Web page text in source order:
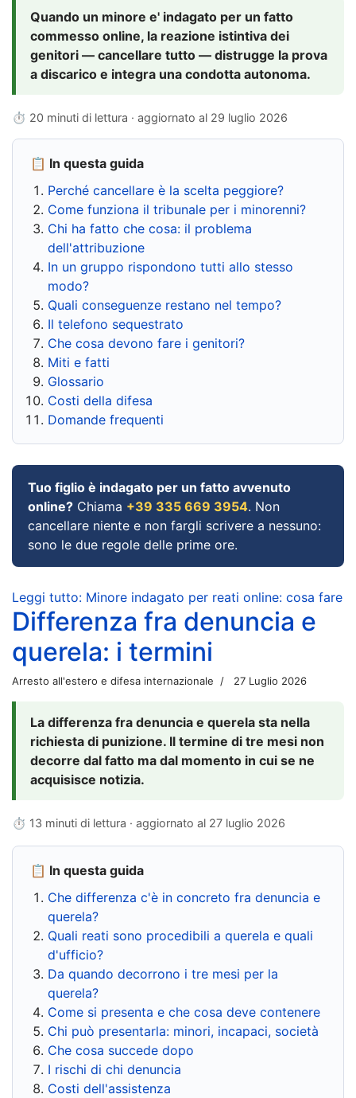
Quando un minore e' indagato per un fatto
commesso online, la reazione istintiva dei
genitori — cancellare tutto — distrugge la prova
a discarico e integra una condotta autonoma.
⏱ 20 minuti di lettura · aggiornato al 29 luglio 2026
📋 In questa guida
Perché cancellare è la scelta peggiore?
Come funziona il tribunale per i minorenni?
Chi ha fatto che cosa: il problema
dell'attribuzione
In un gruppo rispondono tutti allo stesso
modo?
Quali conseguenze restano nel tempo?
Il telefono sequestrato
Che cosa devono fare i genitori?
Miti e fatti
Glossario
Costi della difesa
Domande frequenti
Tuo figlio è indagato per un fatto avvenuto
online? Chiama +39 335 669 3954. Non
cancellare niente e non fargli scrivere a nessuno:
sono le due regole delle prime ore.
Leggi tutto: Minore indagato per reati online: cosa fare
Differenza fra denuncia e
querela: i termini
Arresto all'estero e difesa internazionale 27 Luglio 2026
La differenza fra denuncia e querela sta nella
richiesta di punizione. Il termine di tre mesi non
decorre dal fatto ma dal momento in cui se ne
acquisisce notizia.
⏱ 13 minuti di lettura · aggiornato al 27 luglio 2026
📋 In questa guida
Che differenza c'è in concreto fra denuncia e
querela?
Quali reati sono procedibili a querela e quali
d'ufficio?
Da quando decorrono i tre mesi per la
querela?
Come si presenta e che cosa deve contenere
Chi può presentarla: minori, incapaci, società
Che cosa succede dopo
I rischi di chi denuncia
Costi dell'assistenza